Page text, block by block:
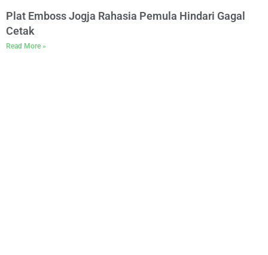
Plat Emboss Jogja Rahasia Pemula Hindari Gagal
Cetak
Read More »